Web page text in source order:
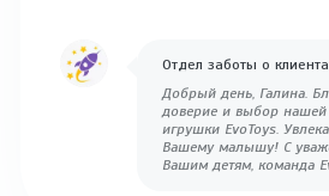
Отдел заботы о
Добрый день, Галина.
доверие и выбор
игрушки EvoToys.
Вашему малышу! С
Вашим детям, команда